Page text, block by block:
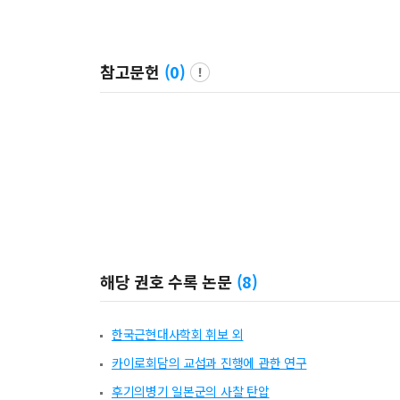
참고문헌 (0)
해당 권호 수록 논문 (8)
한국근현대사학회 휘보 외
카이로회담의 교섭과 진행에 관한 연구
후기의병기 일본군의 사찰 탄압